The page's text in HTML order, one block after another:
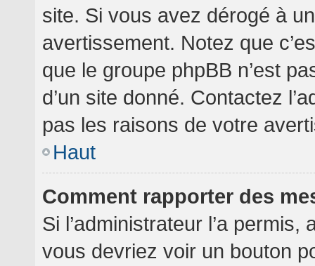
site. Si vous avez dérogé à
avertissement. Notez que
que le groupe phpBB n’est
d’un site donné. Contactez
pas les raisons de votre
Haut
Comment rapporter des
Si l’administrateur l’a
vous devriez voir un bouton